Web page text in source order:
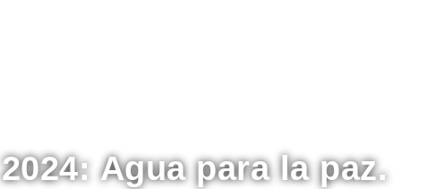
Agua para la paz.